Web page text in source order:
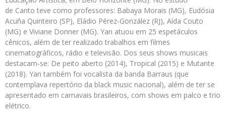
de Canto teve como professores: Babaya Morais (MG), Eudósia
Acuña Quinteiro (SP), Eládio Pérez-González (RJ), Aída Couto
(MG) e Viviane Donner (MG). Yan atuou em 25 espetáculos
cênicos, além de ter realizado trabalhos em filmes
cinematográficos, rádio e televisão. Dos seus shows musicais
destacam-se: De peito aberto (2014), Tropical (2015) e Mutante
(2018). Yan também foi vocalista da banda Barraus (que
contemplava repertório da black music nacional), além de ter se
apresentado em carnavais brasileiros, com shows em palco e trio
elétrico.